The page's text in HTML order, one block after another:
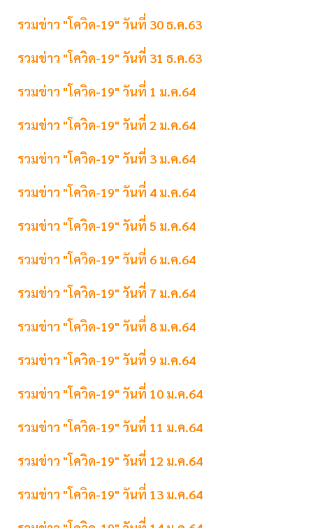
รวมข่าว "โควิด-19" วันที่ 30 ธ.ค.63
รวมข่าว "โควิด-19" วันที่ 31 ธ.ค.63
รวมข่าว "โควิด-19" วันที่ 1 ม.ค.64
รวมข่าว "โควิด-19" วันที่ 2 ม.ค.64
รวมข่าว "โควิด-19" วันที่ 3 ม.ค.64
รวมข่าว "โควิด-19" วันที่ 4 ม.ค.64
รวมข่าว "โควิด-19" วันที่ 5 ม.ค.64
รวมข่าว "โควิด-19" วันที่ 6 ม.ค.64
รวมข่าว "โควิด-19" วันที่ 7 ม.ค.64
รวมข่าว "โควิด-19" วันที่ 8 ม.ค.64
รวมข่าว "โควิด-19" วันที่ 9 ม.ค.64
รวมข่าว "โควิด-19" วันที่ 10 ม.ค.64
รวมข่าว "โควิด-19" วันที่ 11 ม.ค.64
รวมข่าว "โควิด-19" วันที่ 12 ม.ค.64
รวมข่าว "โควิด-19" วันที่ 13 ม.ค.64